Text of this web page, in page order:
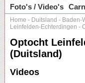
Foto's / Video's
Home - Duitsland - Baden-
Leinfelden-Echterdingen -
Optocht
(Duitsland)
Videos